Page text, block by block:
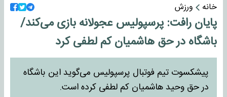
خانه
ورزش
پایان رافت: پرسپولیس عجولانه بازی می‌کند/
باشگاه در حق هاشمیان کم لطفی کرد
پیشکسوت تیم فوتبال پرسپولیس می‌گوید این باشگاه
در حق وحید هاشمیان کم لطفی کرده است.